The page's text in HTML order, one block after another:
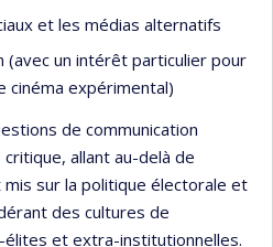
et les médias alternatifs
(avec un intérêt particulier pour
cinéma expérimental)
de communication
allant au-delà de
sur la politique électorale et
des cultures de
et extra-institutionnelles.